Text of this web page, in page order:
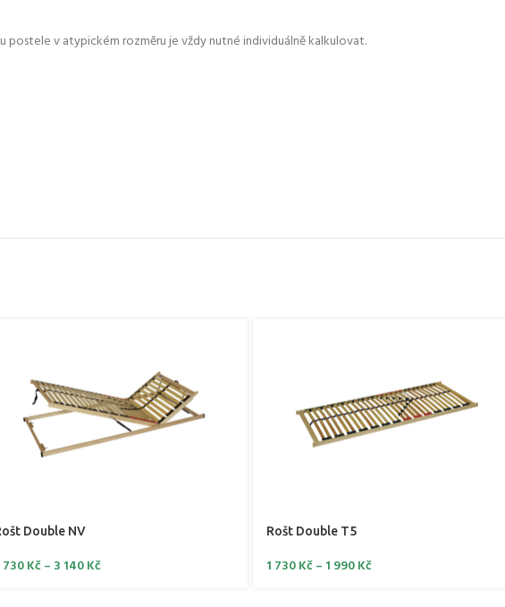
v atypickém rozměru je vždy nutné individuálně kalkulovat.
Double NV
730Kč– 3 140Kč
Rošt Double T5
1 730Kč– 1 990Kč